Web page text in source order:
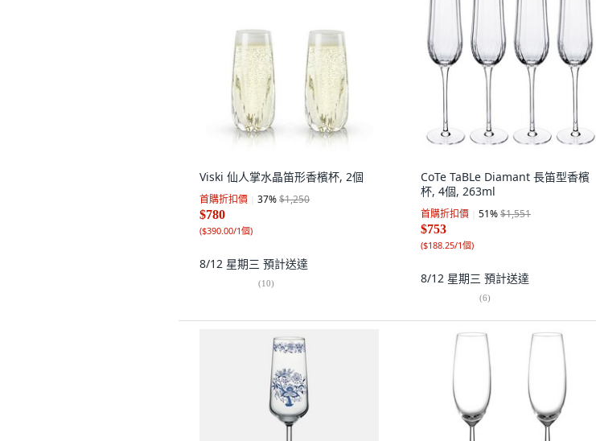
Viski 仙人掌水晶笛形香檳杯, 2個
首購折扣價 37%$1,250
$780
($390.00/1個)
8/12 星期三 預計送達
(10)
CoTe TaBLe Diamant 長笛型香檳
杯, 4個, 263ml
首購折扣價 51%$1,551
$753
($188.25/1個)
8/12 星期三 預計送達
(6)